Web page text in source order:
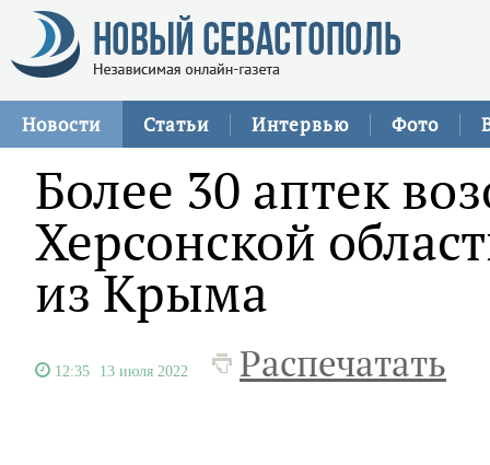
Новости Статьи Интервью Фото
Более 30 аптек
Херсонской
из Крыма
12:35 13 июля 2022 Распечатать